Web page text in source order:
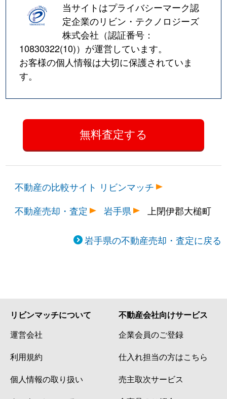
当サイトはプライバシーマーク認
定企業のリビン・テクノロジーズ
株式会社（認証番号：
10830322(10)）が運営しています。
お客様の個人情報は大切に保護されていま
す。
不動産の比較サイト リビンマッチ
不動産売却・査定
岩手県 上閉伊郡大槌町
岩手県の不動産売却・査定に戻る
リビンマッチについて
運営会社
利用規約
個人情報の取り扱い
不動産会社向けサービス
企業会員のご登録
仕入れ担当の方はこちら
売主取次サービス